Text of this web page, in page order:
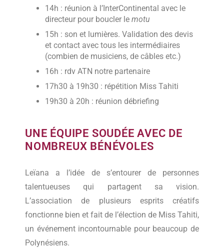
14h : réunion à l’InterContinental avec le
directeur pour boucler le motu
15h : son et lumières. Validation des devis
et contact avec tous les intermédiaires
(combien de musiciens, de câbles etc.)
16h : rdv ATN notre partenaire
17h30 à 19h30 : répétition Miss Tahiti
19h30 à 20h : réunion débriefing
UNE ÉQUIPE SOUDÉE AVEC DE
NOMBREUX BÉNÉVOLES
Leïana a l’idée de s’entourer de personnes
talentueuses qui partagent sa vision.
L’association de plusieurs esprits créatifs
fonctionne bien et fait de l’élection de Miss Tahiti,
un événement incontournable pour beaucoup de
Polynésiens.